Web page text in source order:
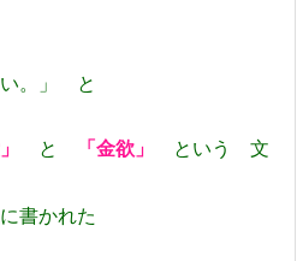
い。」 と
と 「金欲」 という 文
書かれた